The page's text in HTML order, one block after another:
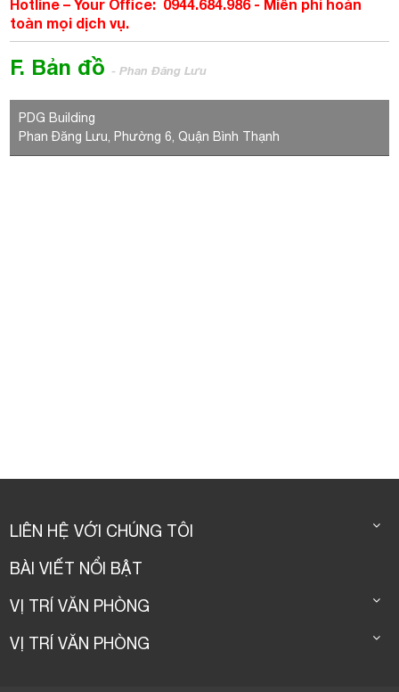
Hotline – Your Office: 0944.684.986 - Miễn phí hoàn
toàn mọi dịch vụ.
F. Bản đồ- Phan Đăng Lưu
PDG Building
Phan Đăng Lưu, Phường 6, Quận Bình Thạnh
LIÊN HỆ VỚI CHÚNG TÔI
BÀI VIẾT NỔI BẬT
VỊ TRÍ VĂN PHÒNG
VỊ TRÍ VĂN PHÒNG